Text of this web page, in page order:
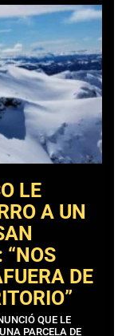
LE
A UN
“NOS
DE
QUE LE
PARCELA DE